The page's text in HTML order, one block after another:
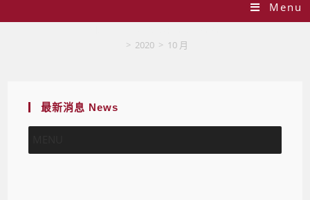
Menu
> 2020 > 10 月
最新消息 News